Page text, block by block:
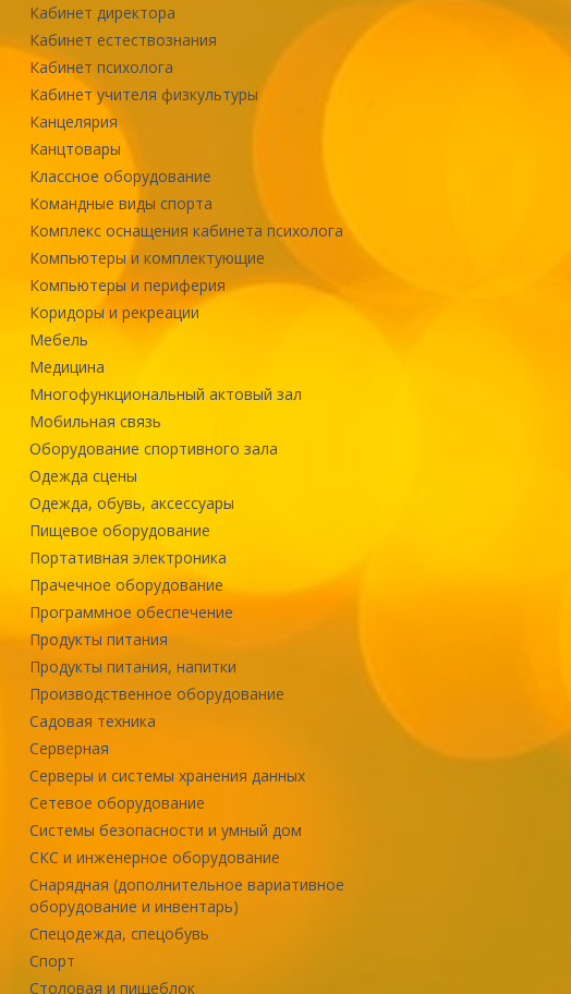
Кабинет директора
Кабинет естествознания
Кабинет психолога
Кабинет учителя физкультуры
Канцелярия
Канцтовары
Классное оборудование
Командные виды спорта
Комплекс оснащения кабинета психолога
Компьютеры и комплектующие
Компьютеры и периферия
Коридоры и рекреации
Мебель
Медицина
Многофункциональный актовый зал
Мобильная связь
Оборудование спортивного зала
Одежда сцены
Одежда, обувь, аксессуары
Пищевое оборудование
Портативная электроника
Прачечное оборудование
Программное обеспечение
Продукты питания
Продукты питания, напитки
Производственное оборудование
Садовая техника
Серверная
Серверы и системы хранения данных
Сетевое оборудование
Системы безопасности и умный дом
СКС и инженерное оборудование
Снарядная (дополнительное вариативное
оборудование и инвентарь)
Спецодежда, спецобувь
Спорт
Столовая и пищеблок